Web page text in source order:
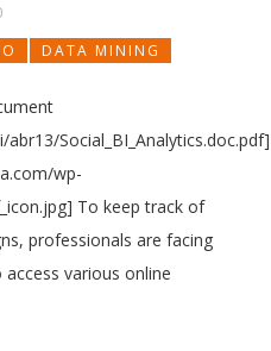
DATA MINING
Social_BI_Analytics.doc.pdf]
wp-
To keep track of
professionals are facing
various online